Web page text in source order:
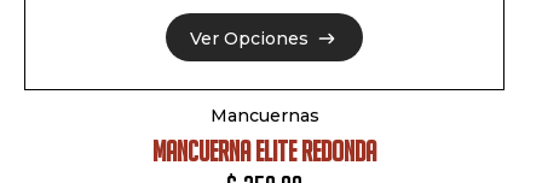
Ver Opciones
Ver Opciones
Mancuernas
MANCUERNA ELITE REDONDA